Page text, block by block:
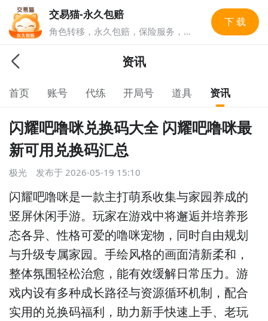
交易猫-永久包赔
角色转移，永久包赔，保险服务，实
就上交易猫，1亿玩家选择的游戏交
下 载
资讯
首页 账号 代练 开局号 道具 资讯
闪耀吧噜咪兑换码大全 闪耀吧噜咪最
新可用兑换码汇总
极光 发布于 2026-05-19 15:10
闪耀吧噜咪是一款主打萌系收集与家园养成的
竖屏休闲手游。玩家在游戏中将邂逅并培养形
态各异、性格可爱的噜咪宠物，同时自由规划
与升级专属家园。手绘风格的画面清新柔和，
整体氛围轻松治愈，能有效缓解日常压力。游
戏内设有多种成长路径与资源循环机制，配合
实用的兑换码福利，助力新手快速上手、老玩